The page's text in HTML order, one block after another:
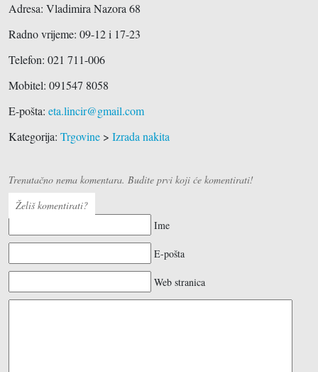
Adresa: Vladimira Nazora 68
Radno vrijeme: 09-12 i 17-23
Telefon: 021 711-006
Mobitel: 091547 8058
E-pošta: eta.lincir@gmail.com
Kategorija: Trgovine > Izrada nakita
Trenutačno nema komentara. Budite prvi koji će komentirati!
Želiš komentirati?
Ime
E-pošta
Web stranica